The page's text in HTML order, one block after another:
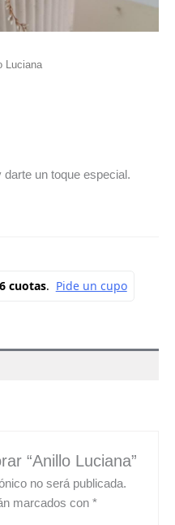
Luciana
un toque especial.
“Anillo Luciana”
no será publicada.
marcados con*